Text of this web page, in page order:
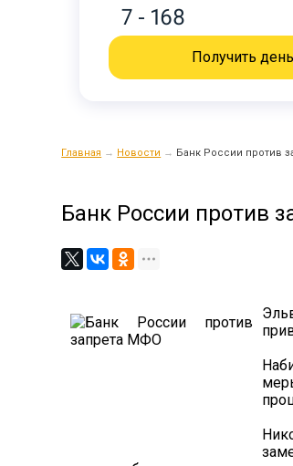
7 - 168
Получить
Главная → Новости → Банк России против
Банк России против